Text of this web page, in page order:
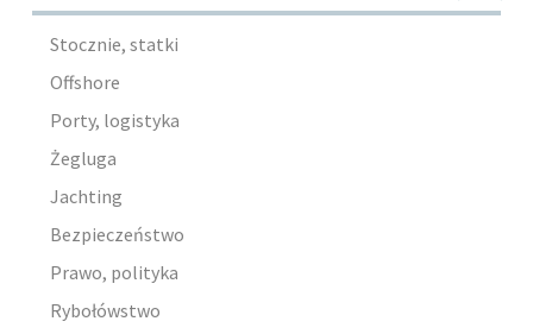
Stocznie, statki
Offshore
Porty, logistyka
Żegluga
Jachting
Bezpieczeństwo
Prawo, polityka
Rybołówstwo